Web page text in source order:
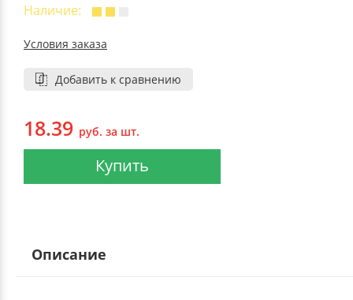
ФЛОРЕАЛЬ
Наличие:
Условия заказа
Добавить к сравнению
18.39 руб. за шт.
Купить
Описание